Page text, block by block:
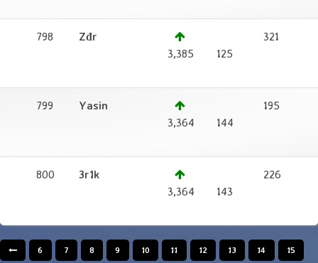
798
Zđr
3,385
125
321
799
Yasin
3,364
144
195
800
3r1k
3,364
143
226
6 7 8 9 10 11 12 13 14 15